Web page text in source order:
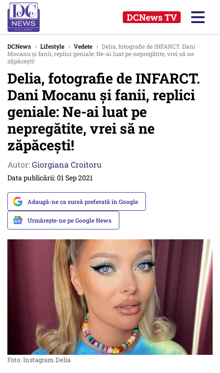
DCNews TV
DCNews › Lifestyle › Vedete › Delia, fotografie de INFARCT. Dani
Mocanu și fanii, replici geniale: Ne-ai luat pe nepregătite, vrei să ne
zăpăcești!
Delia, fotografie de INFARCT.
Dani Mocanu și fanii, replici
geniale: Ne-ai luat pe
nepregătite, vrei să ne
zăpăcești!
Autor:Giorgiana Croitoru
Data publicării: 01 Sep 2021
Adaugă-ne ca sursă preferată în Google
Urmărește-ne pe Google News
Foto: Instagram Delia